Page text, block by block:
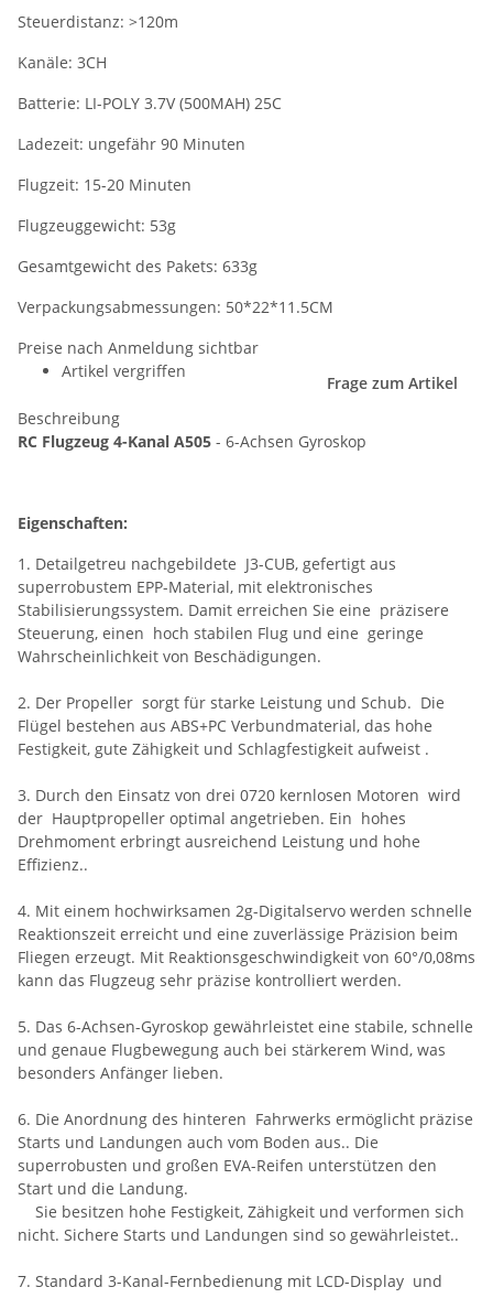
Steuerdistanz: >120m
Kanäle: 3CH
Batterie: LI-POLY 3.7V (500MAH) 25C
Ladezeit: ungefähr 90 Minuten
Flugzeit: 15-20 Minuten
Flugzeuggewicht: 53g
Gesamtgewicht des Pakets: 633g
Verpackungsabmessungen: 50*22*11.5CM
Preise nach Anmeldung sichtbar
Artikel vergriffen
Frage zum Artikel
Beschreibung
RC Flugzeug 4-Kanal A505 - 6-Achsen Gyroskop
Eigenschaften:
1. Detailgetreu nachgebildete J3-CUB, gefertigt aus
superrobustem EPP-Material, mit elektronisches
Stabilisierungssystem. Damit erreichen Sie eine präzisere
Steuerung, einen hoch stabilen Flug und eine geringe
Wahrscheinlichkeit von Beschädigungen.
2. Der Propeller sorgt für starke Leistung und Schub. Die
Flügel bestehen aus ABS+PC Verbundmaterial, das hohe
Festigkeit, gute Zähigkeit und Schlagfestigkeit aufweist .
3. Durch den Einsatz von drei 0720 kernlosen Motoren wird
der Hauptpropeller optimal angetrieben. Ein hohes
Drehmoment erbringt ausreichend Leistung und hohe
Effizienz..
4. Mit einem hochwirksamen 2g-Digitalservo werden schnelle
Reaktionszeit erreicht und eine zuverlässige Präzision beim
Fliegen erzeugt. Mit Reaktionsgeschwindigkeit von 60°/0,08ms
kann das Flugzeug sehr präzise kontrolliert werden.
5. Das 6-Achsen-Gyroskop gewährleistet eine stabile, schnelle
und genaue Flugbewegung auch bei stärkerem Wind, was
besonders Anfänger lieben.
6. Die Anordnung des hinteren Fahrwerks ermöglicht präzise
Starts und Landungen auch vom Boden aus.. Die
superrobusten und großen EVA-Reifen unterstützen den
Start und die Landung.
Sie besitzen hohe Festigkeit, Zähigkeit und verformen sich
nicht. Sichere Starts und Landungen sind so gewährleistet..
7. Standard 3-Kanal-Fernbedienung mit LCD-Display und